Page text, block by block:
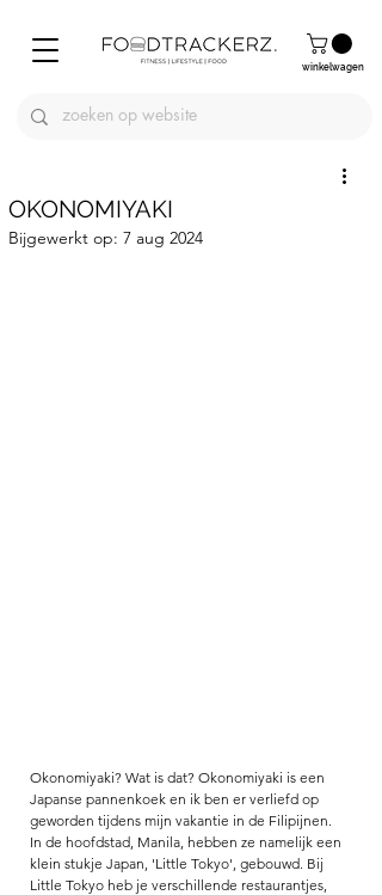
winkelwagen
OKONOMIYAKI
Bijgewerkt op: 7 aug 2024
Okonomiyaki? Wat is dat? Okonomiyaki is een
Japanse pannenkoek en ik ben er verliefd op
geworden tijdens mijn vakantie in de Filipijnen.
In de hoofdstad, Manila, hebben ze namelijk een
klein stukje Japan, 'Little Tokyo', gebouwd. Bij
Little Tokyo heb je verschillende restaurantjes,